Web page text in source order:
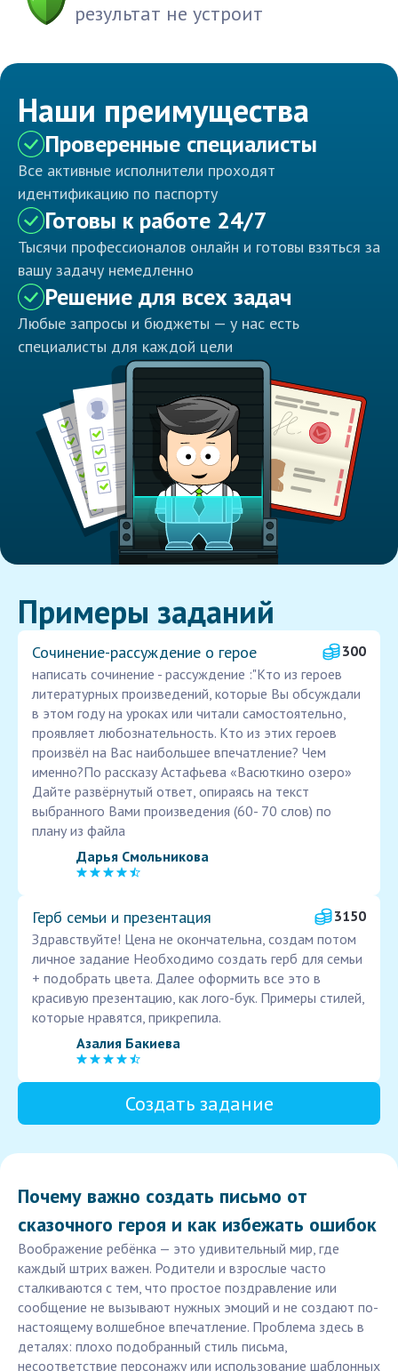
результат не устроит
Наши преимущества
Проверенные специалисты
Все активные исполнители проходят
идентификацию по паспорту
Готовы к работе 24/7
Тысячи профессионалов онлайн и готовы взяться за
вашу задачу немедленно
Решение для всех задач
Любые запросы и бюджеты — у нас есть
специалисты для каждой цели
Примеры заданий
Сочинение-рассуждение о герое
300
написать сочинение - рассуждение :"Кто из героев
литературных произведений, которые Вы обсуждали
в этом году на уроках или читали самостоятельно,
проявляет любознательность. Кто из этих героев
произвёл на Вас наибольшее впечатление? Чем
именно?По рассказу Астафьева «Васюткино озеро»
Дайте развёрнутый ответ, опираясь на текст
выбранного Вами произведения (60- 70 слов) по
плану из файла
Дарья Смольникова
Герб семьи и презентация
3150
Здравствуйте! Цена не окончательна, создам потом
личное задание Необходимо создать герб для семьи
+ подобрать цвета. Далее оформить все это в
красивую презентацию, как лого-бук. Примеры стилей,
которые нравятся, прикрепила.
Азалия Бакиева
Создать задание
Почему важно создать письмо от
сказочного героя и как избежать ошибок
Воображение ребёнка — это удивительный мир, где
каждый штрих важен. Родители и взрослые часто
сталкиваются с тем, что простое поздравление или
сообщение не вызывают нужных эмоций и не создают по-
настоящему волшебное впечатление. Проблема здесь в
деталях: плохо подобранный стиль письма,
несоответствие персонажу или использование шаблонных